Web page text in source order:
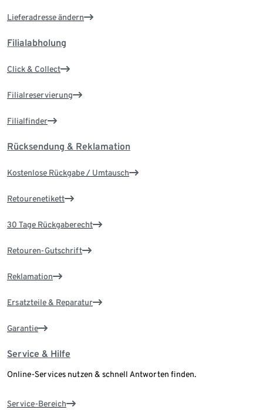
Lieferadresse ändern
Filialabholung
Click & Collect
Filialreservierung
Filialfinder
Rücksendung & Reklamation
Kostenlose Rückgabe / Umtausch
Retourenetikett
30 Tage Rückgaberecht
Retouren-Gutschrift
Reklamation
Ersatzteile & Reparatur
Garantie
Service & Hilfe
Online-Services nutzen & schnell Antworten finden.
Service-Bereich